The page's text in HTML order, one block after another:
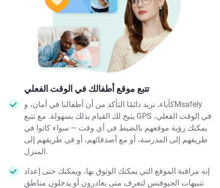
تتبع موقع أطفالك في الوقت الفعلي
كآباء، نريد دائمًا التأكد من أن أطفالنا في أمان، وMsafely
يتيح لك القيام بذلك بسهولة. مع تتبع GPS في الوقت الفعلي،
يمكنك رؤية موقعهم بالضبط في أي وقت — سواء كانوا في
طريقهم إلى المدرسة، أو مع أصدقائهم، أو في طريقهم إلى
المنزل.
إنه مراقبة الموقع التي يمكنك الوثوق بها، ويمكنك حتى إعداد
تنبيهات الجيوفنس لتعرف متى يغادرون أو يدخلون مناطق